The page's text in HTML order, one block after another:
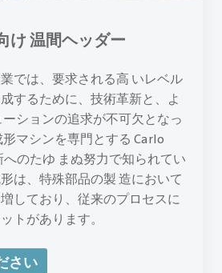
け 温間ヘッダー
では、要求される高 いレベル
するために、技術革新と、よ
ションの追求が不可欠となっ
マシンを専門とする Carlo
のたゆ まぬ努力で知られてい
は、特殊部品の製 造において
しており、従来のプロセスに
トがあります。
さい